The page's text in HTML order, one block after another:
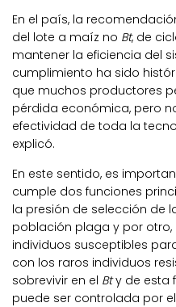
En el país, la
del lote a maíz no Bt, de
mantener la eficiencia del
cumplimiento ha sido
que muchos productores
pérdida económica, pero
efectividad de toda la
explicó.
En este sentido, es
cumple dos funciones
la presión de selección de
población plaga y por otro,
individuos susceptibles
con los raros individuos
sobrevivir en el Bty de esta
puede ser controlada por el